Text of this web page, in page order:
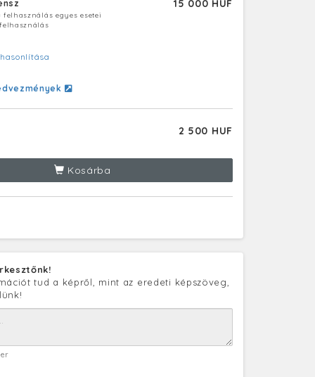
15 000 HUF
felhasználás egyes esetei
2 500 HUF
Kosárba
tud a képről, mint az eredeti képszöveg,